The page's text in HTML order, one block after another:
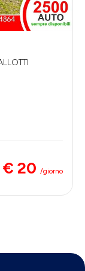
€ 20 /giorno